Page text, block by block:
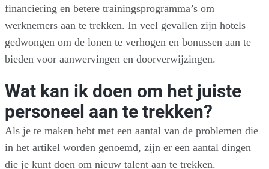
financiering en betere trainingsprogramma’s om
werknemers aan te trekken. In veel gevallen zijn hotels
gedwongen om de lonen te verhogen en bonussen aan te
bieden voor aanwervingen en doorverwijzingen.
Wat kan ik doen om het juiste
personeel aan te trekken?
Als je te maken hebt met een aantal van de problemen die
in het artikel worden genoemd, zijn er een aantal dingen
die je kunt doen om nieuw talent aan te trekken.